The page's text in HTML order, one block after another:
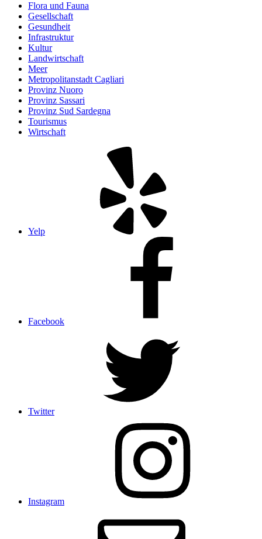
Flora und Fauna
Gesellschaft
Gesundheit
Infrastruktur
Kultur
Landwirtschaft
Meer
Metropolitanstadt Cagliari
Provinz Nuoro
Provinz Sassari
Provinz Sud Sardegna
Tourismus
Wirtschaft
Yelp
Facebook
Twitter
Instagram